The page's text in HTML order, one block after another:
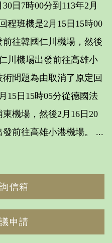
日7時00分到113年2月
程班機是2月15日15時00
往韓國仁川機場，然後
川機場出發前往高雄小
問題為由取消了原定回
15日15時05分從德國法
機場，然後2月16日20
前往高雄小港機場。 ...
信箱
申請